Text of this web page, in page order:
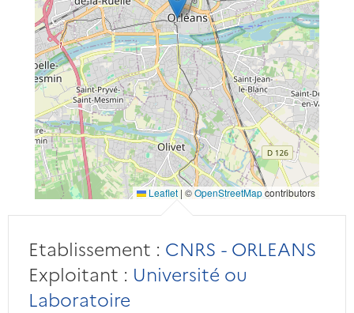
Leaflet | ©OpenStreetMapcontributors
Etablissement : CNRS - ORLEANS
Exploitant : Université ou
Laboratoire